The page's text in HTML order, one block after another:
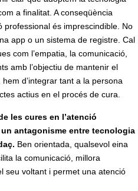
a finalitat. A conseqüència
professional és imprescindible. No
app o un sistema de registre. Cal
com l’empatia, la comunicació,
amb l’objectiu de mantenir el
d’integrar tant a la persona
actius en el procés de cura.
les cures en l’atenció
antagonisme entre tecnologia
Ben orientada, qualsevol eina
la comunicació, millora
seu voltant i permet una atenció